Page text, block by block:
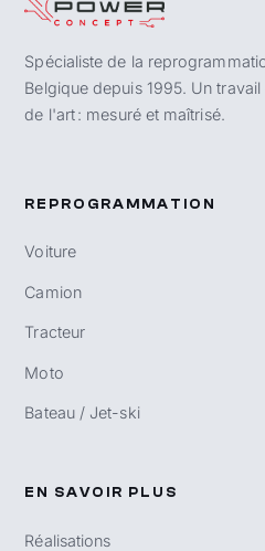
Spécialiste de la
Belgique depuis 1995. Un
de l'art : mesuré et maîtrisé.
REPROGRAMMATION
Voiture
Camion
Tracteur
Moto
Bateau / Jet-ski
EN SAVOIR PLUS
Réalisations